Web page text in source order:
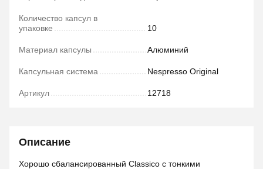
Количество капсул в
упаковке
10
Материал капсулы Алюминий
Капсульная система Nespresso Original
Артикул 12718
Описание
Хорошо сбалансированный Classico с тонкими